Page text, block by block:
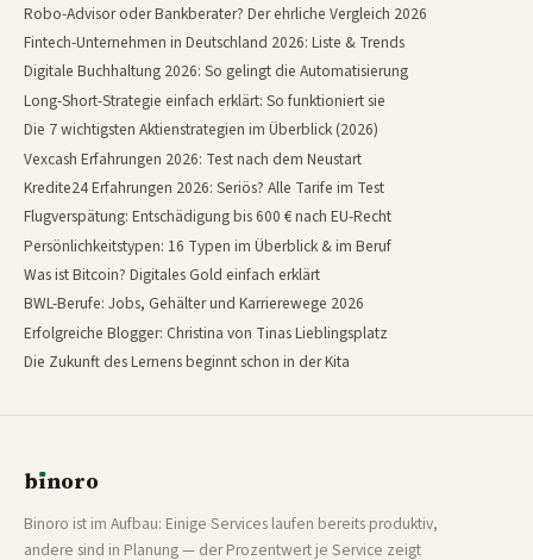
Robo-Advisor oder Bankberater? Der ehrliche Vergleich 2026
Fintech-Unternehmen in Deutschland 2026: Liste & Trends
Digitale Buchhaltung 2026: So gelingt die Automatisierung
Long-Short-Strategie einfach erklärt: So funktioniert sie
Die 7 wichtigsten Aktienstrategien im Überblick (2026)
Vexcash Erfahrungen 2026: Test nach dem Neustart
Kredite24 Erfahrungen 2026: Seriös? Alle Tarife im Test
Flugverspätung: Entschädigung bis 600 € nach EU-Recht
Persönlichkeitstypen: 16 Typen im Überblick & im Beruf
Was ist Bitcoin? Digitales Gold einfach erklärt
BWL-Berufe: Jobs, Gehälter und Karrierewege 2026
Erfolgreiche Blogger: Christina von Tinas Lieblingsplatz
Die Zukunft des Lernens beginnt schon in der Kita
bınoro
Binoro ist im Aufbau: Einige Services laufen bereits produktiv,
andere sind in Planung — der Prozentwert je Service zeigt